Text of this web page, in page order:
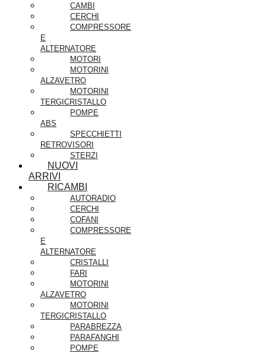
CAMBI
CERCHI
COMPRESSORE
E
ALTERNATORE
MOTORI
MOTORINI
ALZAVETRO
MOTORINI
TERGICRISTALLO
POMPE
ABS
SPECCHIETTI
RETROVISORI
STERZI
NUOVI
ARRIVI
RICAMBI
AUTORADIO
CERCHI
COFANI
COMPRESSORE
E
ALTERNATORE
CRISTALLI
FARI
MOTORINI
ALZAVETRO
MOTORINI
TERGICRISTALLO
PARABREZZA
PARAFANGHI
POMPE